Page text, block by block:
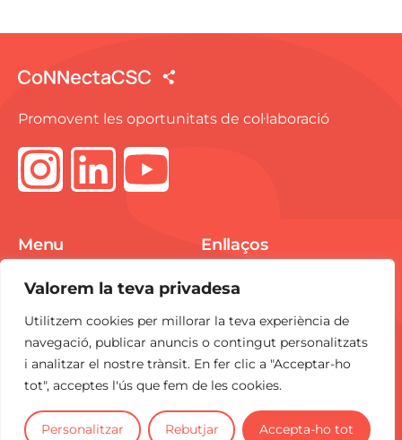
Valorem la teva privadesa
Utilitzem cookies per millorar la teva experiència de
navegació, publicar anuncis o contingut personalitzats
i analitzar el nostre trànsit. En fer clic a "Acceptar-ho
tot", acceptes l'ús que fem de les cookies.
Personalitzar Rebutjar Accepta-ho tot
Promovent les oportunitats de col·laboració
Menu
Notícies
Contacte
Enllaços
Política de
Privacitat
CoNNecta és una iniciativa delCSC.